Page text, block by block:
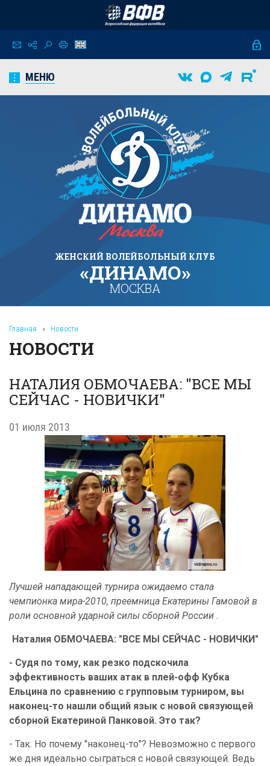
МЕНЮ
ЖЕНСКИЙ ВОЛЕЙБОЛЬНЫЙ КЛУБ
«ДИНАМО»
МОСКВА
Главная » Новости
НОВОСТИ
НАТАЛИЯ ОБМОЧАЕВА: "ВСЕ МЫ
СЕЙЧАС - НОВИЧКИ"
01 июля 2013
Лучшей нападающей турнира ожидаемо стала
чемпионка мира-2010, преемница Екатерины Гамовой в
роли основной ударной силы сборной России .
Наталия ОБМОЧАЕВА: "ВСЕ МЫ СЕЙЧАС - НОВИЧКИ"
- Судя по тому, как резко подскочила
эффективность ваших атак в плей-офф Кубка
Ельцина по сравнению с групповым турниром, вы
наконец-то нашли общий язык с новой связующей
сборной Екатериной Панковой. Это так?
- Так. Но почему "наконец-то"? Невозможно с первого
же дня идеально сыграться с новой связующей. Ведь